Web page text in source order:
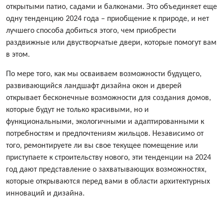
открытыми патио, садами и балконами. Это объединяет еще
одну тенденцию 2024 года – приобщение к природе, и нет
лучшего способа добиться этого, чем приобрести
раздвижные или двустворчатые двери, которые помогут вам
в этом.
По мере того, как мы осваиваем возможности будущего,
развивающийся ландшафт дизайна окон и дверей
открывает бесконечные возможности для создания домов,
которые будут не только красивыми, но и
функциональными, экологичными и адаптированными к
потребностям и предпочтениям жильцов. Независимо от
того, ремонтируете ли вы свое текущее помещение или
приступаете к строительству нового, эти тенденции на 2024
год дают представление о захватывающих возможностях,
которые открываются перед вами в области архитектурных
инноваций и дизайна.